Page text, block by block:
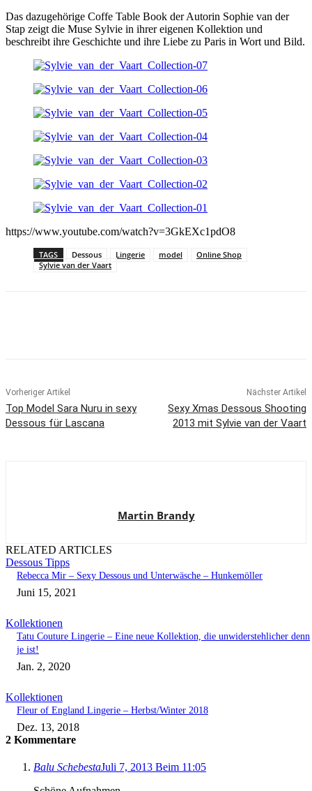
Das dazugehörige Coffe Table Book der Autorin Sophie van der
Stap zeigt die Muse Sylvie in ihrer eigenen Kollektion und
beschreibt ihre Geschichte und ihre Liebe zu Paris in Wort und Bild.
https://www.youtube.com/watch?v=3GkEXc1pdO8
TAGS Dessous Lingerie model
Online Shop
Sylvie van der Vaart
Vorheriger Artikel
Top Model Sara Nuru in sexy
Dessous für Lascana
Nächster Artikel
Sexy Xmas Dessous Shooting
2013 mit Sylvie van der Vaart
Martin Brandy
RELATED ARTICLES
Dessous Tipps
Rebecca Mir – Sexy Dessous und Unterwäsche – Hunkemöller
Juni 15, 2021
Kollektionen
Tatu Couture Lingerie – Eine neue Kollektion, die unwiderstehlicher denn
je ist!
Jan. 2, 2020
Kollektionen
Fleur of England Lingerie – Herbst/Winter 2018
Dez. 13, 2018
2 Kommentare
Balu SchebestaJuli 7, 2013 Beim 11:05